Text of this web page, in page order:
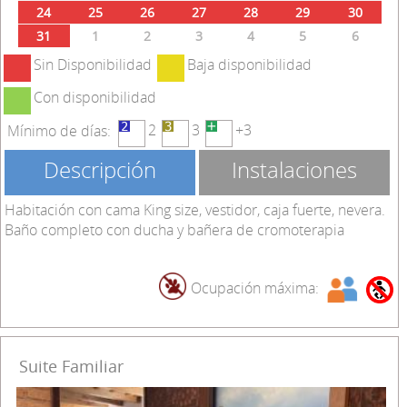
24
25 26 27 28 29
30
31
1 2 3 4 5 6
Sin Disponibilidad
Baja disponibilidad
Con disponibilidad
Mínimo de días:
2 3 +3
Descripción Instalaciones
Habitación con cama King size, vestidor, caja fuerte, nevera.
Baño completo con ducha y bañera de cromoterapia
Ocupación máxima:
Suite Familiar